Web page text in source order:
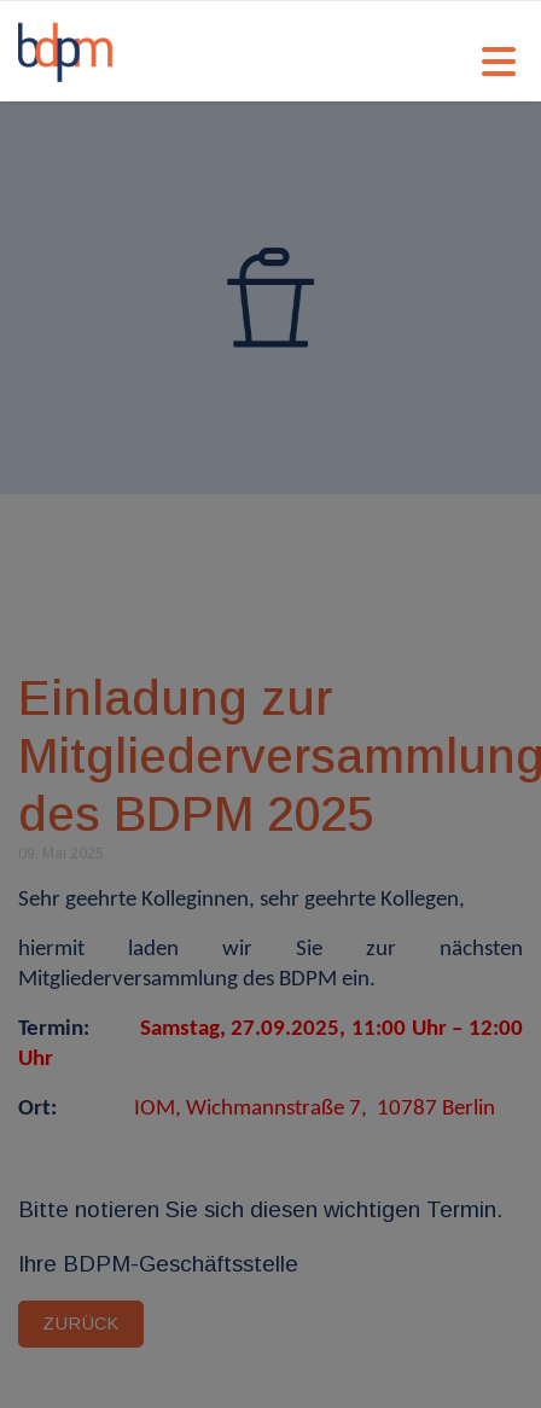
ZURÜCK
Einladung zur
des BDPM 2025
Sehr geehrte Kolleginnen, sehr geehrte Kollegen,
hiermit laden wir Sie zur nächsten
Mitgliederversammlung des BDPM ein.
Termin: Samstag, 27.09.2025, 11:00 Uhr – 12:00
Uhr
Ort: IOM, Wichmannstraße 7, 10787 Berlin
Bitte notieren Sie sich diesen wichtigen Termin.
Ihre BDPM-Geschäftsstelle